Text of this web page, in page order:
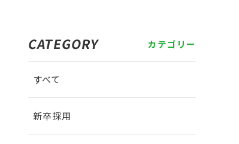
CATEGORY カテゴリー
すべて
新卒採用